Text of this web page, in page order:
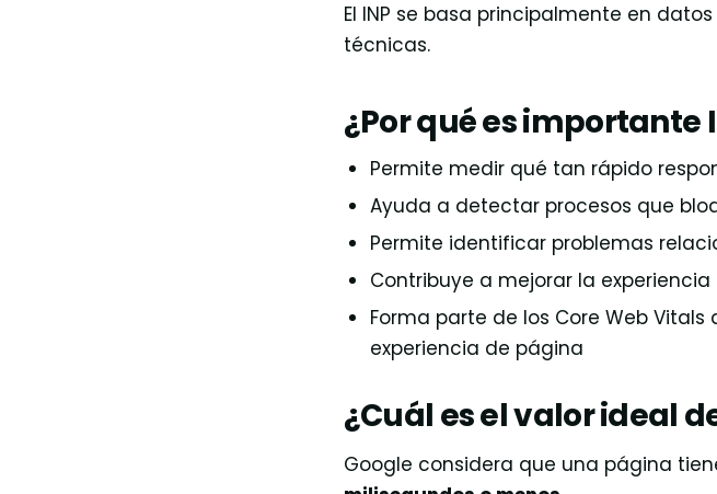
El INP se basa principalmente en
técnicas.
¿Por qué es importante
Permite medir qué tan rápido
Ayuda a detectar procesos que
Permite identificar problemas
Contribuye a mejorar la
Forma parte de los Core Web
experiencia de página
¿Cuál es el valor ideal
Google considera que una página